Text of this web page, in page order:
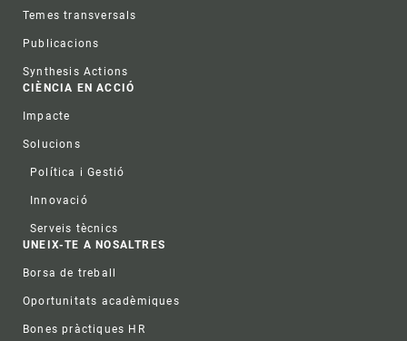
Temes transversals
Publicacions
Synthesis Actions
CIÈNCIA EN ACCIÓ
Impacte
Solucions
Política i Gestió
Innovació
Serveis tècnics
UNEIX-TE A NOSALTRES
Borsa de treball
Oportunitats acadèmiques
Bones pràctiques HR